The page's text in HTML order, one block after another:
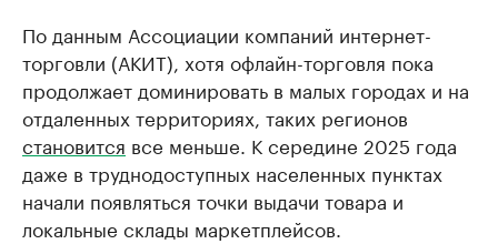
По данным Ассоциации компаний интернет-
торговли (АКИТ), хотя офлайн-торговля пока
продолжает доминировать в малых городах и на
отдаленных территориях, таких регионов
становится все меньше. К середине 2025 года
даже в труднодоступных населенных пунктах
начали появляться точки выдачи товара и
локальные склады маркетплейсов.